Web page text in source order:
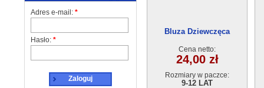
Adres e-mail: *
Hasło: *
Zaloguj
Bluza Dziewczęca
Cena netto:
24,00 zł
Rozmiary w paczce:
9-12 LAT